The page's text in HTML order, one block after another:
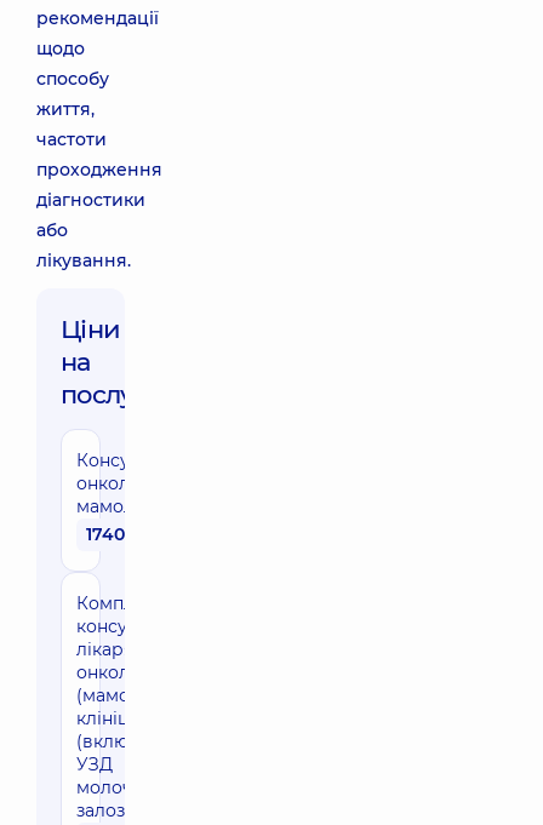
рекомендації
щодо
способу
життя,
частоти
проходження
діагностики
або
лікування.
Ціни
на
послуги:
Консультація
онколога-
мамолога
1740 грн
Комплексна
консультація
лікаря-
онколога
(мамолога) в
клініці
(включаючи
УЗД
молочних
залоз)